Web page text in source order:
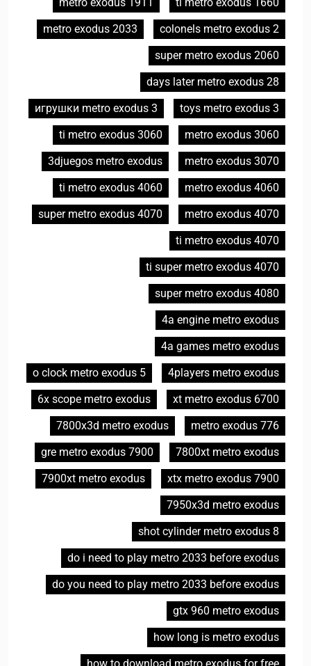
1660 ti metro exodus
1911 metro exodus
2 colonels metro exodus
2033 metro exodus
2060 super metro exodus
28 days later metro exodus
3 toys metro exodus
3 игрушки metro exodus
3060 metro exodus
3060 ti metro exodus
3070 metro exodus
3djuegos metro exodus
4060 metro exodus
4060 ti metro exodus
4070 metro exodus
4070 super metro exodus
4070 ti metro exodus
4070 ti super metro exodus
4080 super metro exodus
4a engine metro exodus
4a games metro exodus
4players metro exodus
5 o clock metro exodus
6700 xt metro exodus
6x scope metro exodus
776 metro exodus
7800x3d metro exodus
7800xt metro exodus
7900 gre metro exodus
7900 xtx metro exodus
7900xt metro exodus
7950x3d metro exodus
8 shot cylinder metro exodus
do i need to play metro 2033 before exodus
do you need to play metro 2033 before exodus
gtx 960 metro exodus
how long is metro exodus